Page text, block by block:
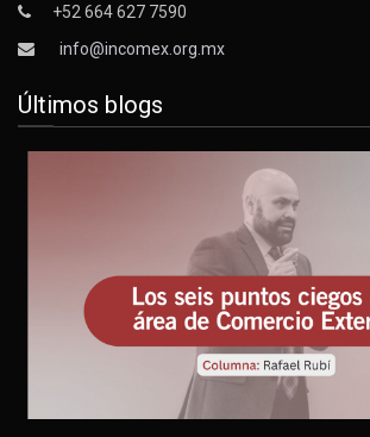
+52 664 627 7590
info@incomex.org.mx
Últimos blogs